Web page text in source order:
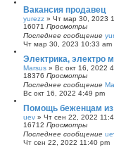
Вакансия продавец
yurezz » Чт мар 30, 2023
16071 Просмотры
Последнее сообщение
Чт мар 30, 2023 10:33 am
Электрика, электро
Marsus » Вс окт 16, 2022
18376 Просмотры
Последнее сообщение
Вс окт 16, 2022 4:49 pm
Помощь беженцам
uev » Чт сен 22, 2022
16712 Просмотры
Последнее сообщение
Чт сен 22, 2022 11:40 pm